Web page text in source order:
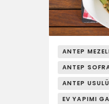
ANTEP
ANTEP
ANTEP
EV YAPIMI